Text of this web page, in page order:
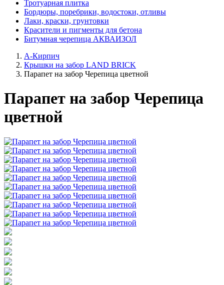
Тротуарная плитка
Бордюры, поребрики, водостоки, отливы
Лаки, краски, грунтовки
Красители и пигменты для бетона
Битумная черепица АКВАИЗОЛ
А-Кирпич
Крышки на забор LAND BRICK
Парапет на забор Черепица цветной
Парапет на забор Черепица
цветной